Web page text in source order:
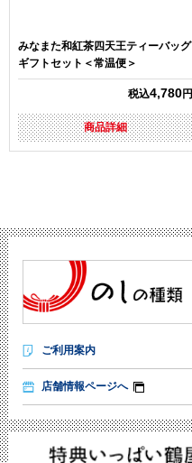
みなまた和紅茶四天王ティーバッグ
ギフトセット＜常温便＞
税込4,780円
商品詳細
ご利用案内
店舗情報ページへ